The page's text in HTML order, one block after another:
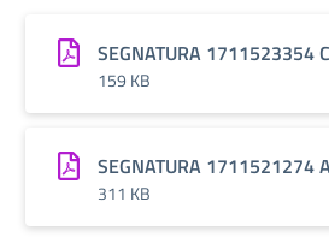
SEGNATURA 1711523354
159 KB
SEGNATURA 1711521274
311 KB